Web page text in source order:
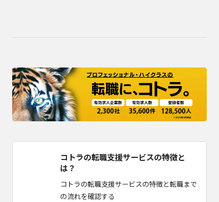
コトラの転職支援サービスの特徴と
は？
コトラの転職支援サービスの特徴と転職まで
の流れを確認する